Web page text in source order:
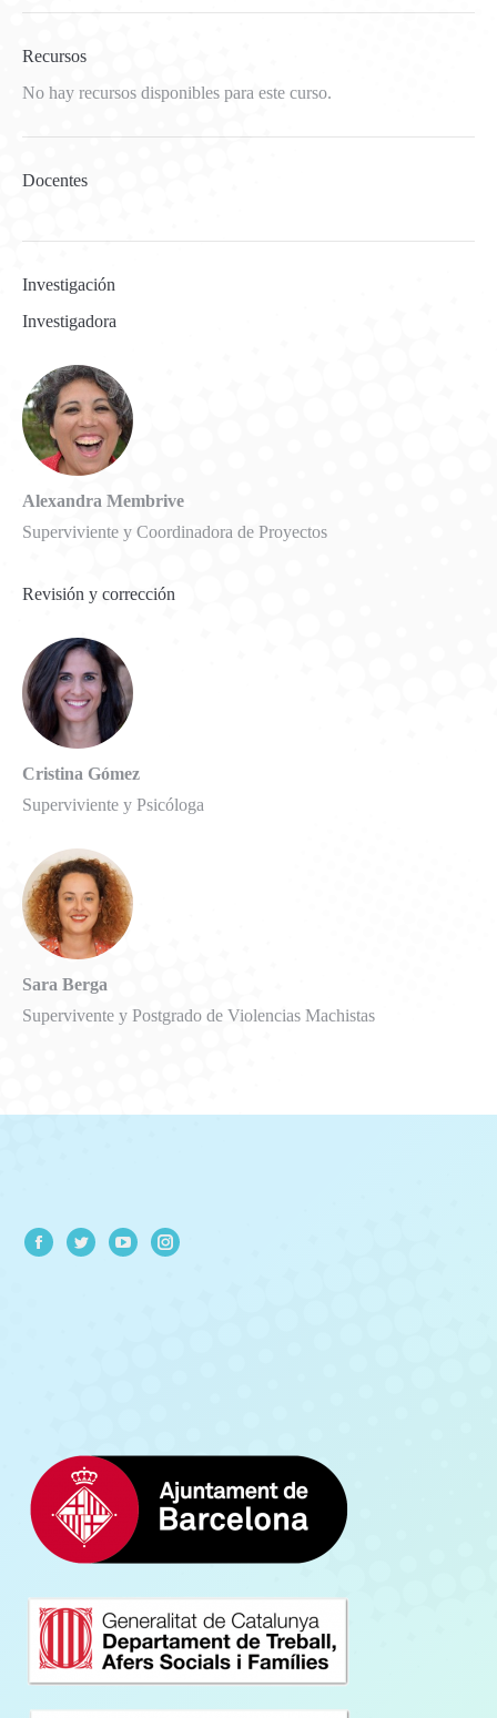
Recursos
No hay recursos disponibles para este curso.
Docentes
Investigación
Investigadora
Alexandra Membrive
Superviviente y Coordinadora de Proyectos
Revisión y corrección
Cristina Gómez
Superviviente y Psicóloga
Sara Berga
Supervivente y Postgrado de Violencias Machistas